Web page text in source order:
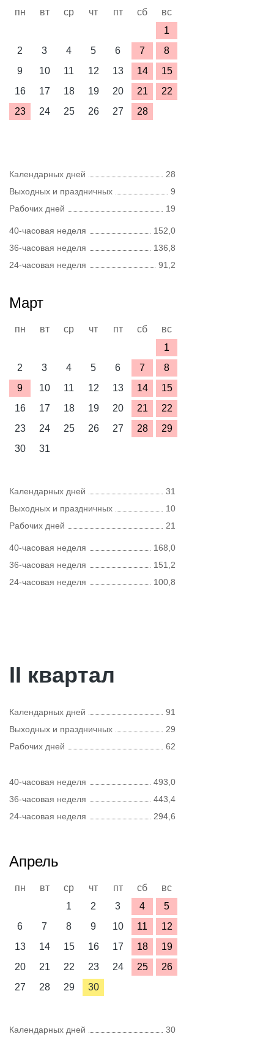
пн вт ср чт пт сб
вс
1
2
3 4 5 6 7
8
9
10 11 12 13 14
15
16
17 18 19 20 21
22
23
24 25 26 27 28
Календарных дней
28
Выходных и праздничных
9
Рабочих дней
19
40-часовая неделя
152,0
36-часовая неделя
136,8
24-часовая неделя
91,2
Март
пн вт ср чт пт сб
вс
1
2
3 4 5 6 7
8
9
10 11 12 13 14
15
16
17 18 19 20 21
22
23
24 25 26 27 28
29
30
31
Календарных дней
31
Выходных и праздничных
10
Рабочих дней
21
40-часовая неделя
168,0
36-часовая неделя
151,2
24-часовая неделя
100,8
II квартал
Календарных дней
91
Выходных и праздничных
29
Рабочих дней
62
40-часовая неделя
493,0
36-часовая неделя
443,4
24-часовая неделя
294,6
Апрель
пн вт ср чт пт сб
вс
1
2 3 4
5
6
7 8 9 10 11
12
13
14 15 16 17 18
19
20
21 22 23 24 25
26
27
28 29 30
Календарных дней
30